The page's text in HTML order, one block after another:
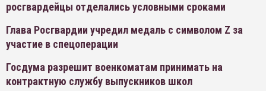
росгвардейцы отделались условными сроками
Глава Росгвардии учредил медаль с символом Z за
участие в спецоперации
Госдума разрешит военкоматам принимать на
контрактную службу выпускников школ